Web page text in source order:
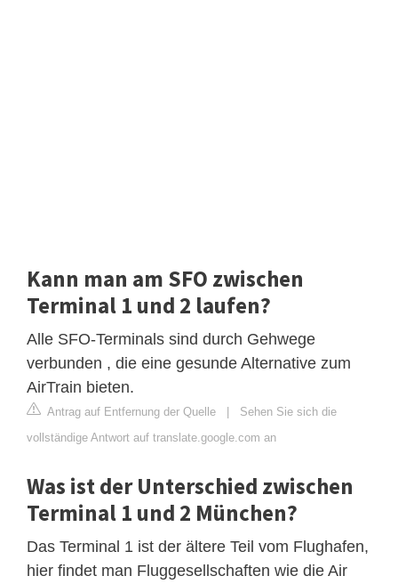
Kann man am SFO zwischen
Terminal 1 und 2 laufen?
Alle SFO-Terminals sind durch Gehwege
verbunden , die eine gesunde Alternative zum
AirTrain bieten.
Antrag auf Entfernung der Quelle | Sehen Sie sich die
vollständige Antwort auf translate.google.com an
Was ist der Unterschied zwischen
Terminal 1 und 2 München?
Das Terminal 1 ist der ältere Teil vom Flughafen,
hier findet man Fluggesellschaften wie die Air